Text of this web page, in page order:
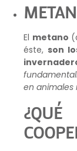
El metano
éste, son
en animales
¿QUÉ